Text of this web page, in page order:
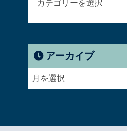
アーカイブ